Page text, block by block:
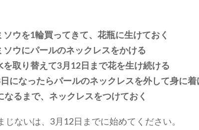
ソウを1輪買ってきて、花瓶に生けておく
ソウにパールのネックレスをかける
を取り替えて3月12日まで花を生け続ける
になったらパールのネックレスを外して身に着
なるまで、ネックレスをつけておく
じないは、3月12日までに始めてください。